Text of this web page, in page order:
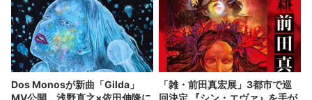
Dos Monosが新曲「Gilda」
MV公開 浅野直之×依田伸隆に
「雑・前田真宏展」3都市で巡
回決定 『シン・エヴァ』を手が